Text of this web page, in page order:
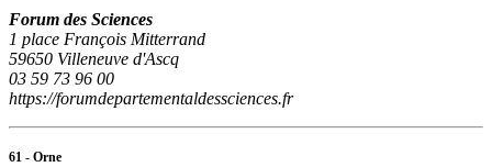
Forum des Sciences
1 place François Mitterrand
59650 Villeneuve d'Ascq
03 59 73 96 00
https://forumdepartementaldessciences.fr
61 - Orne